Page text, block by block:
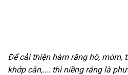
Để cải thiện hàm răng hô, móm,
khớp cắn,…. thì niềng răng là